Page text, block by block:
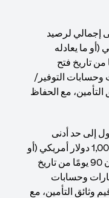
إجمالي لرصيد
أمريكي (أو ما يعادله
في غضون 90 يومًا من تاريخ فتح
وحسابات التوفير/
التأمين، مع الحفاظ
إلى حد أدنى
إجمالي لرصيد الحساب قدره 1,000,000 دولار أمريكي (أو
ما يعادله بالعملات الأخرى) في غضون 90 يومًا من تاريخ
وحسابات
وثائق التأمين، مع